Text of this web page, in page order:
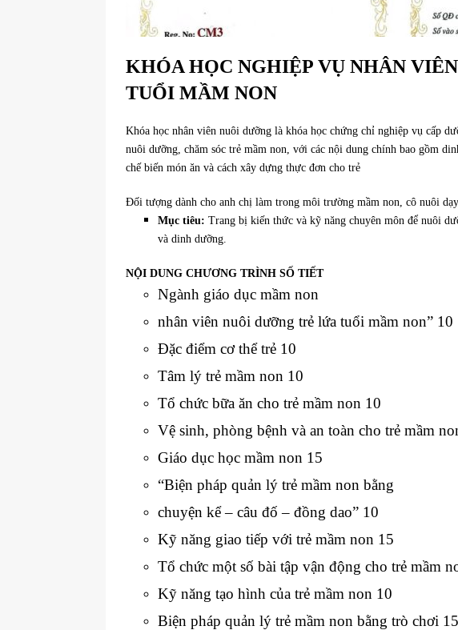
KHÓA HỌC NGHIỆP VỤ NHÂN
TUỔI MẦM NON
Khóa học nhân viên nuôi dưỡng là khóa học chứng chỉ nghiệp vụ cấp
nuôi dưỡng, chăm sóc trẻ mầm non, với các nội dung chính bao gồm
chế biến món ăn và cách xây dựng thực đơn cho trẻ
Đối tượng dành cho anh chị làm trong môi trường mầm non, cô nuôi
Mục tiêu: Trang bị kiến thức và kỹ năng chuyên môn để nuôi
và dinh dưỡng.
NỘI DUNG CHƯƠNG TRÌNH SỐ TIẾT
Ngành giáo dục mầm non
nhân viên nuôi dưỡng trẻ lứa tuổi mầm non” 10
Đặc điểm cơ thể trẻ 10
Tâm lý trẻ mầm non 10
Tổ chức bữa ăn cho trẻ mầm non 10
Vệ sinh, phòng bệnh và an toàn cho trẻ mầm
Giáo dục học mầm non 15
“Biện pháp quản lý trẻ mầm non bằng
chuyện kể – câu đố – đồng dao” 10
Kỹ năng giao tiếp với trẻ mầm non 15
Tổ chức một số bài tập vận động cho trẻ mầm
Kỹ năng tạo hình của trẻ mầm non 10
Biện pháp quản lý trẻ mầm non bằng trò chơi 15